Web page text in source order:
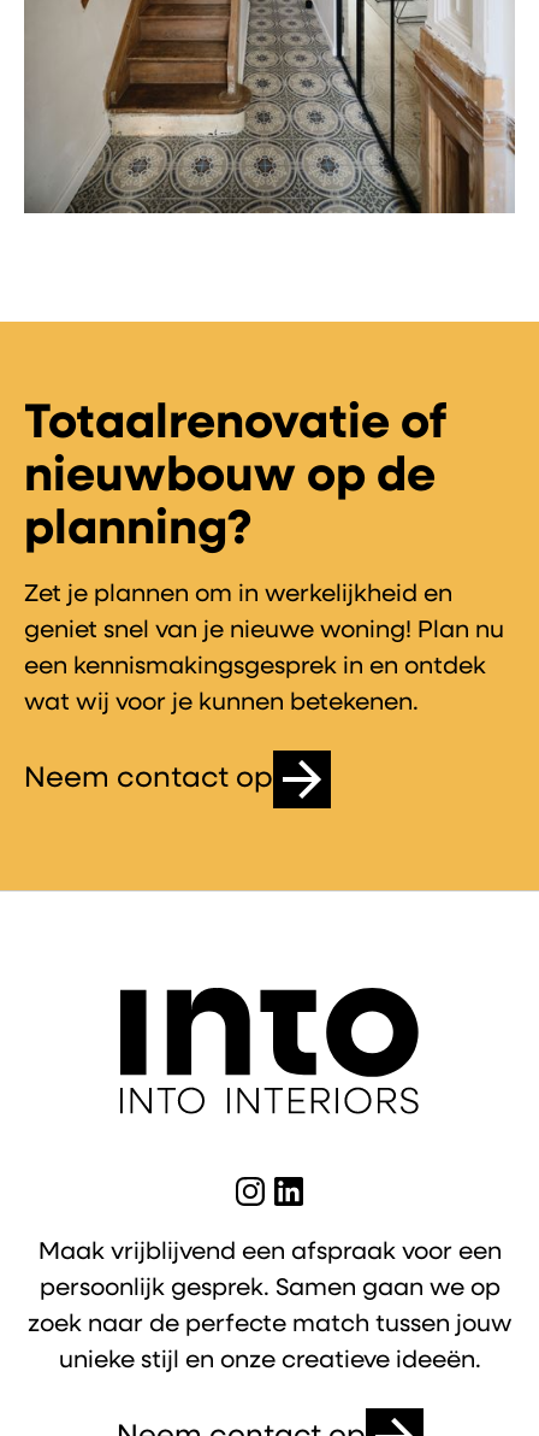
Totaalrenovatie of
nieuwbouw op de
planning?
Zet je plannen om in werkelijkheid en
geniet snel van je nieuwe woning! Plan nu
een kennismakingsgesprek in en ontdek
wat wij voor je kunnen betekenen.
Neem contact op
Maak vrijblijvend een afspraak voor een
persoonlijk gesprek. Samen gaan we op
zoek naar de perfecte match tussen jouw
unieke stijl en onze creatieve ideeën.